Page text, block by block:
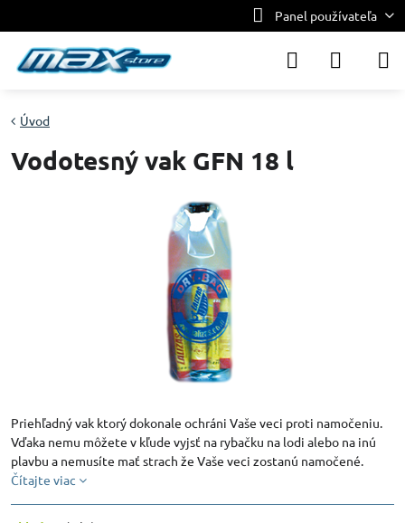
Panel používateľa
Úvod
Vodotesný vak GFN 18 l
Priehľadný vak ktorý dokonale ochráni Vaše veci proti namočeniu.
Vďaka nemu môžete v kľude vyjsť na rybačku na lodi alebo na inú
plavbu a nemusíte mať strach že Vaše veci zostanú namočené.
Čítajte viac